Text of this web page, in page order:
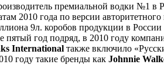
премиальной водки №1 в
2010 года по версии
9л. коробов продукции в
год подряд, в 2010 году
International также включило
году такие бренды как Johnnie